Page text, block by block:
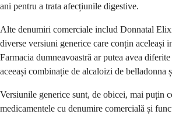
ani pentru a trata afecțiunile digestive.
Alte denumiri comerciale includ Donnatal
diverse versiuni generice care conțin aceleași
Farmacia dumneavoastră ar putea avea
aceeași combinație de alcaloizi de belladonna
Versiunile generice sunt, de obicei, mai puțin
medicamentele cu denumire comercială și